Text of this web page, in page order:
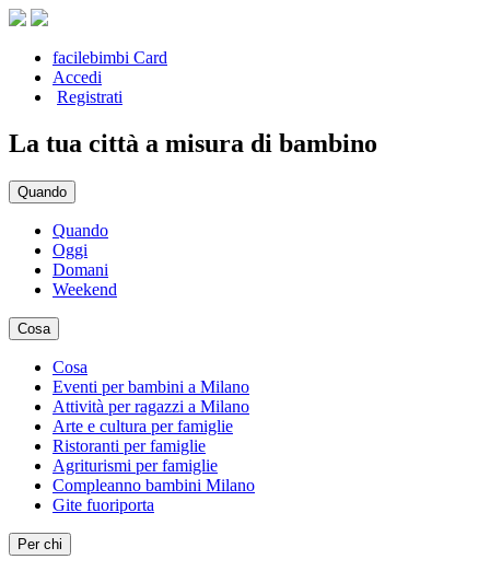
facilebimbi Card
Accedi
Registrati
La tua città a misura di bambino
Quando
Quando
Oggi
Domani
Weekend
Cosa
Cosa
Eventi per bambini a Milano
Attività per ragazzi a Milano
Arte e cultura per famiglie
Ristoranti per famiglie
Agriturismi per famiglie
Compleanno bambini Milano
Gite fuoriporta
Per chi